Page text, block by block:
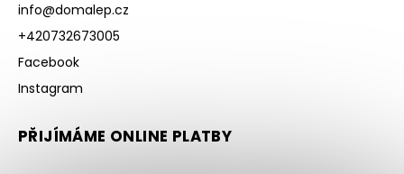
info@domalep.cz
+420732673005
Facebook
Instagram
PŘIJÍMÁME ONLINE PLATBY